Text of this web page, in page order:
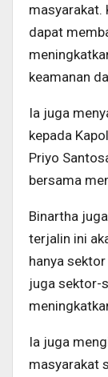
masyarakat.
dapat
keamanan
Ia juga
kepada
Priyo
bersama
Binartha
terjalin ini
hanya
juga sektor-
Ia juga
masyarakat